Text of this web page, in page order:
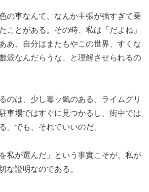
の車なんて、なんか主張が強すぎて乗
ことがある。その時、私は「だよね」
あ、自分はまたもやこの世界、すくな
派なんだらうな、と理解させられるの
のは、少し毒ッ氣のある、ライムグリ
車場ではすぐに見つかるし、街中では
。でも、それでいいのだ。
私が選んだ」という事實こそが、私が
な證明なのである。